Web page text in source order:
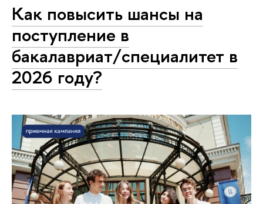
Как повысить шансы на
поступление в
бакалавриат/специалитет в
2026 году?